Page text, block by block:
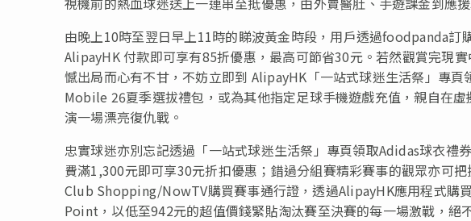
由晚上10時至翌日早上11時的睇波黃金時段，用戶透過foodpanda訂
AlipayHK 付款即可享有85折優惠，最高可節省30元。若然觀賞完現
憾出局而心有不甘，不妨立即到 AlipayHK「一站式球迷生活祭」專頁
Mobile 26夏季選拔禮包，或為其他指定足球手機遊戲充值，親自在
演一場漂亮復仇戰。
忠實球迷亦別忘記透過「一站式球迷生活祭」專頁領取Adidas球衣禮
費滿1,300元即可享30元折扣優惠；錯過分組賽精彩賽事的觀眾亦可
Club Shopping/NowTV購買賽事通行證，透過AlipayHK應用程式購
Point，以低至942元的超值價錢緊貼淘汰賽至決賽的每一場激戰，絕